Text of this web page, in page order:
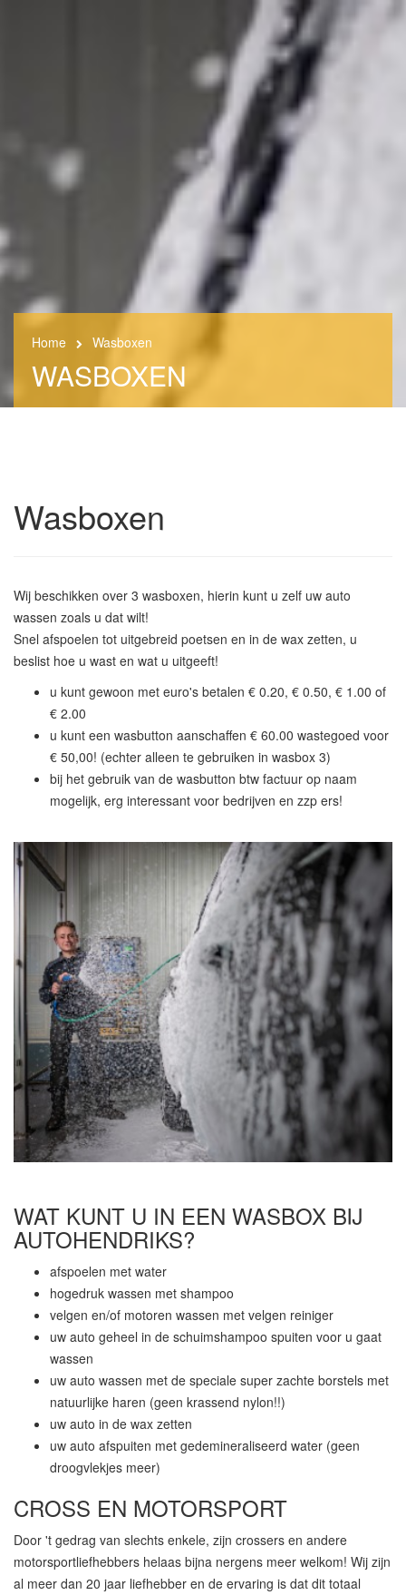
Home Wasboxen
WASBOXEN
Wasboxen
Wij beschikken over 3 wasboxen, hierin kunt u zelf uw auto
wassen zoals u dat wilt!
Snel afspoelen tot uitgebreid poetsen en in de wax zetten, u
beslist hoe u wast en wat u uitgeeft!
u kunt gewoon met euro's betalen € 0.20, € 0.50, € 1.00 of
€ 2.00
u kunt een wasbutton aanschaffen € 60.00 wastegoed voor
€ 50,00! (echter alleen te gebruiken in wasbox 3)
bij het gebruik van de wasbutton btw factuur op naam
mogelijk, erg interessant voor bedrijven en zzp ers!
WAT KUNT U IN EEN WASBOX BIJ
AUTOHENDRIKS?
afspoelen met water
hogedruk wassen met shampoo
velgen en/of motoren wassen met velgen reiniger
uw auto geheel in de schuimshampoo spuiten voor u gaat
wassen
uw auto wassen met de speciale super zachte borstels met
natuurlijke haren (geen krassend nylon!!)
uw auto in de wax zetten
uw auto afspuiten met gedemineraliseerd water (geen
droogvlekjes meer)
CROSS EN MOTORSPORT
Door 't gedrag van slechts enkele, zijn crossers en andere
motorsportliefhebbers helaas bijna nergens meer welkom! Wij zijn
al meer dan 20 jaar liefhebber en de ervaring is dat dit totaal